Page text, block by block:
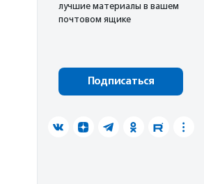
лучшие материалы в вашем
почтовом ящике
Подписаться